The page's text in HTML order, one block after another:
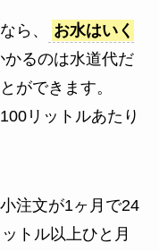
ら、
お水はいく
かるのは水道代だ
ができます。
リットルあたり
注文が1ヶ月で24
トル以上ひと月